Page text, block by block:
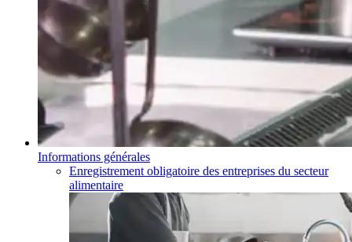
Informations générales
Enregistrement obligatoire des entreprises du secteur
alimentaire